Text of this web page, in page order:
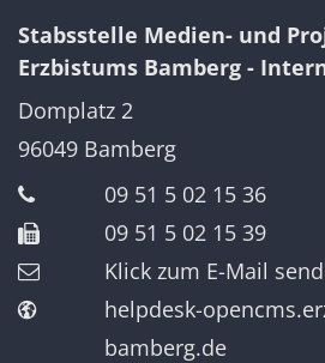
Stabsstelle Medien- und
Erzbistums Bamberg -
Domplatz 2
96049 Bamberg
09 51 5 02 15 36
09 51 5 02 15 39
Klick zum E-Mail
helpdesk-
bamberg.de